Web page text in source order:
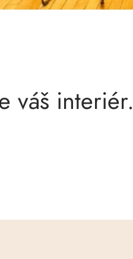
váš interiér.